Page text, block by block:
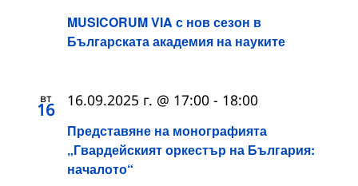
MUSICORUM VIA с нов сезон в
Българската академия на науките
вт
16
Представяне на монографията
„Гвардейският оркестър на България:
началото“
16.09.2025 г. @ 17:00 - 18:00